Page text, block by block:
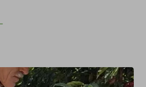
Doce Amor mudou
dois anos com o Sicredi como
muito em maquinário, reforma de